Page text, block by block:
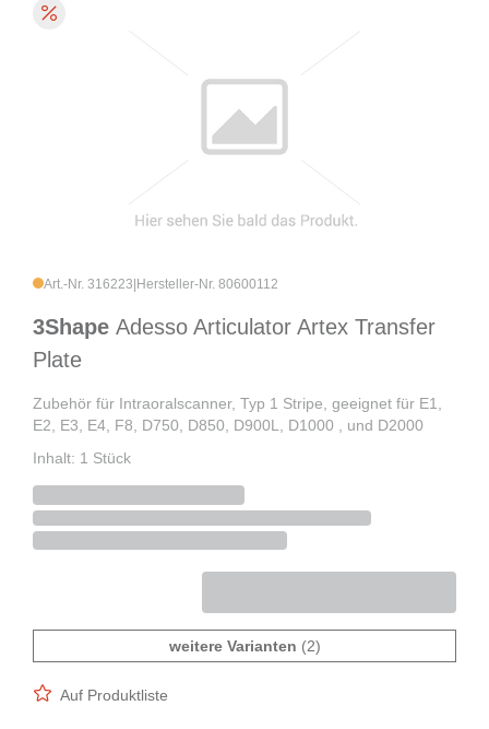
Art.-Nr. 316223 Hersteller-Nr. 80600112
3Shape Adesso Articulator Artex Transfer
Plate
Zubehör für Intraoralscanner, Typ 1 Stripe, geeignet für E1,
E2, E3, E4, F8, D750, D850, D900L, D1000 , und D2000
Inhalt: 1 Stück
weitere Varianten (2)
Auf Produktliste